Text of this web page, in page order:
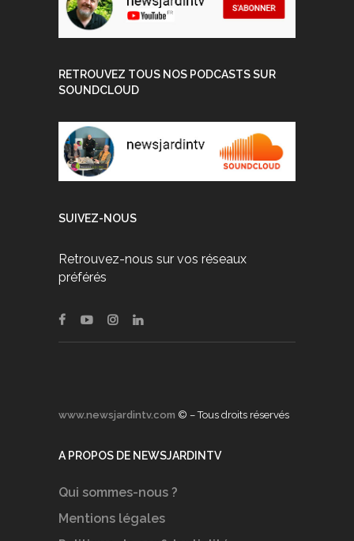
RETROUVEZ TOUS NOS PODCASTS SUR
SOUNDCLOUD
SUIVEZ-NOUS
Retrouvez-nous sur vos réseaux
préférés
www.newsjardintv.com © – Tous droits réservés
A PROPOS DE NEWSJARDINTV
Qui sommes-nous ?
Mentions légales